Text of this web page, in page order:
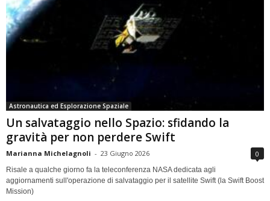
Astronautica ed Esplorazione Spaziale
Un salvataggio nello Spazio: sfidando la
gravità per non perdere Swift
Marianna Michelagnoli - 23 Giugno 2026 0
Risale a qualche giorno fa la teleconferenza NASA dedicata agli
aggiornamenti sull'operazione di salvataggio per il satellite Swift (la Swift Boost
Mission)